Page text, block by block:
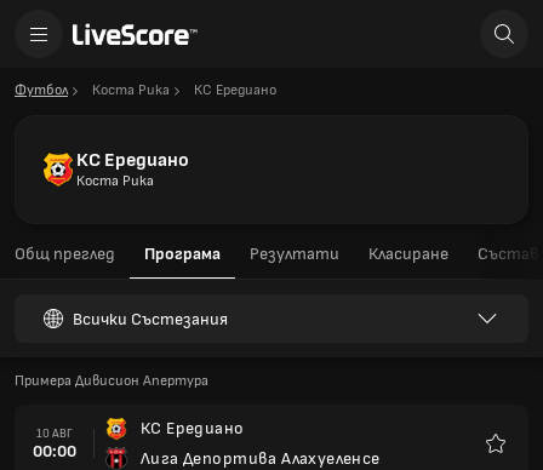
Футбол Коста Рика КС Ередиано
КС Ередиано
Коста Рика
Общ преглед Програма Резултати Класиране Състав
Всички Състезания
Примера Дивисион Апертура
10 АВГ
00:00
КС Ередиано
Лига Депортива Алахуеленсе